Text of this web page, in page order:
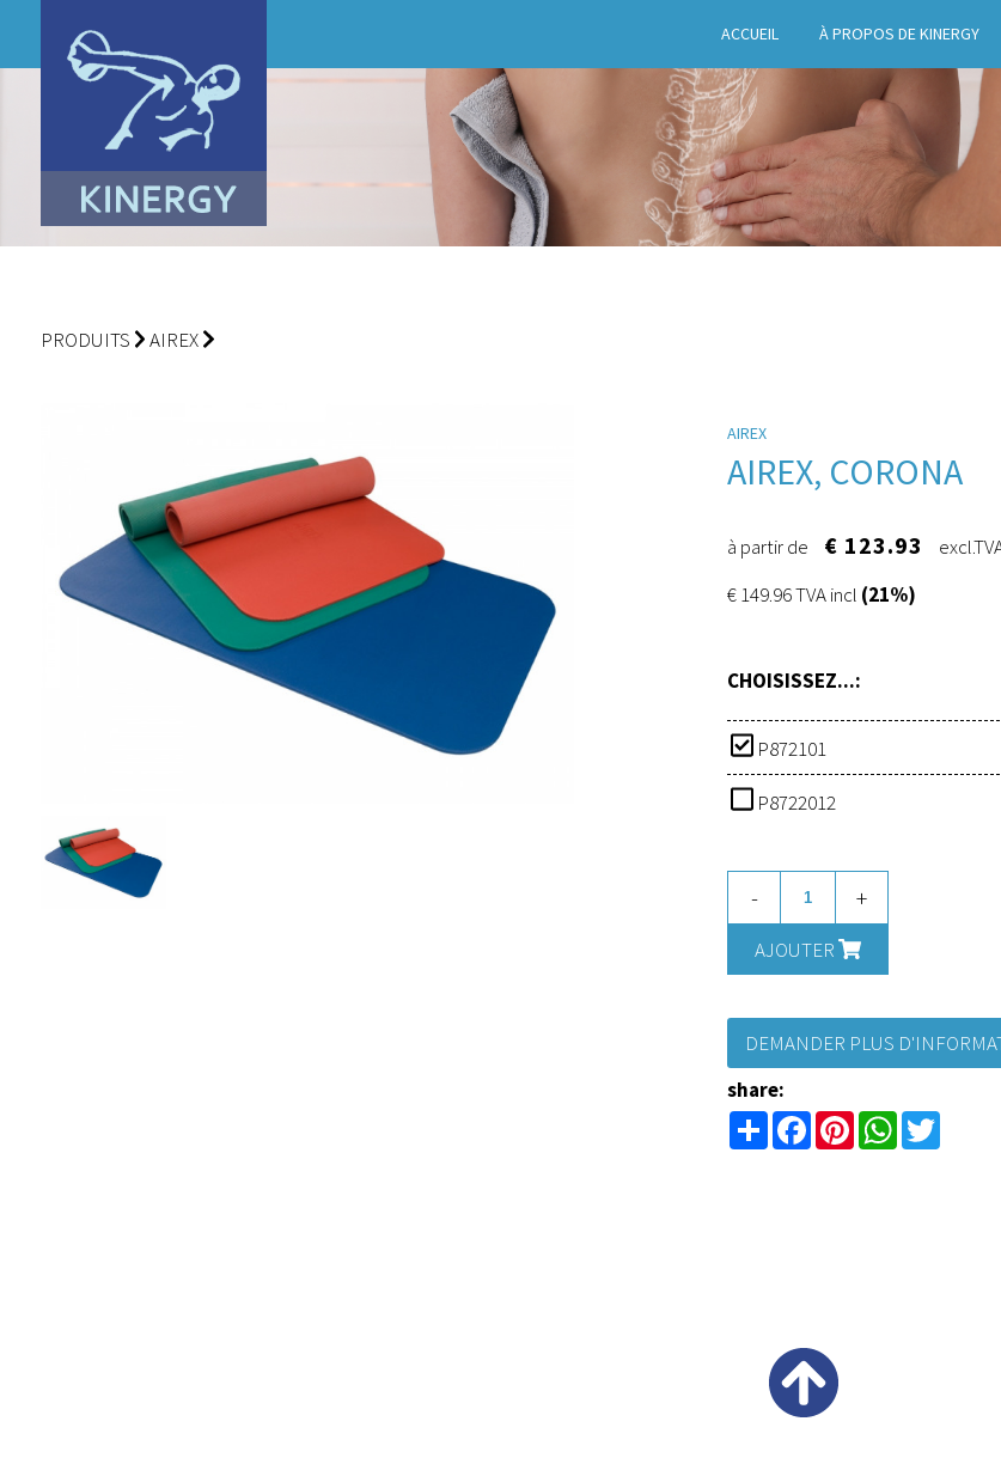
ACCUEIL À PROPOS DE KINERGY
PRODUITS AIREX
AIREX
AIREX, CORONA
à partir de € 123.93
€ 149.96 TVA incl (21%)
CHOISISSEZ...:
P872101
P8722012
- +
AJOUTER
DEMANDER PLUS
share:
ShareFacebookPinterestWhatsApp